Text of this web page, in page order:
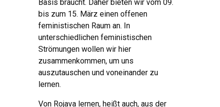
Basis braucht. Daher bieten wir vom 09.
bis zum 15. März einen offenen
feministischen Raum an. In
unterschiedlichen feministischen
Strömungen wollen wir hier
zusammenkommen, um uns
auszutauschen und voneinander zu
lernen.
Von Rojava lernen, heißt auch, aus ֵder